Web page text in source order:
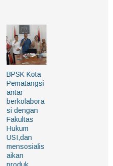
BPSK Kota
Pematangsi
antar
berkolabora
si dengan
Fakultas
Hukum
USI,dan
mensosialis
aikan